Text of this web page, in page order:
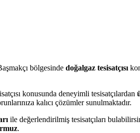
bölgesinde doğalgaz tesisatçısı
konusunda deneyimli tesisatçılardan
kalıcı çözümler sunulmaktadır.
ile değerlendirilmiş tesisatçıları
.